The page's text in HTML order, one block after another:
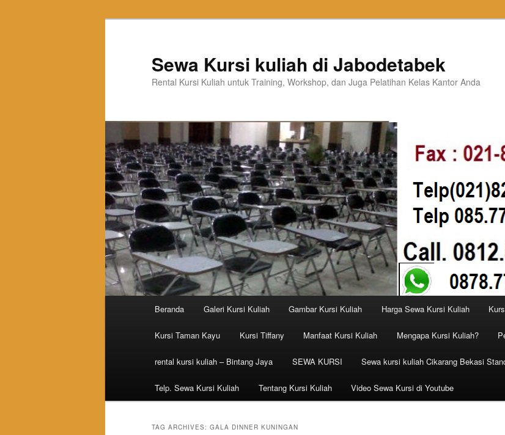
Sewa Kursi kuliah di Jabodetabek
Rental Kursi Kuliah untuk Training, Workshop, dan Juga Pelatihan Kelas Kantor Anda
Skip to primary content
Skip to secondary content
Beranda Galeri Kursi Kuliah Gambar Kursi Kuliah Harga Sewa Kursi Kuliah
Kursi Taman Kayu Kursi Tiffany Manfaat Kursi Kuliah Mengapa Kursi Kuliah?
rental kursi kuliah – Bintang Jaya SEWA KURSI Sewa kursi kuliah Cikarang Bekasi
Telp. Sewa Kursi Kuliah Tentang Kursi Kuliah Video Sewa Kursi di Youtube
TAG ARCHIVES: GALA DINNER KUNINGAN